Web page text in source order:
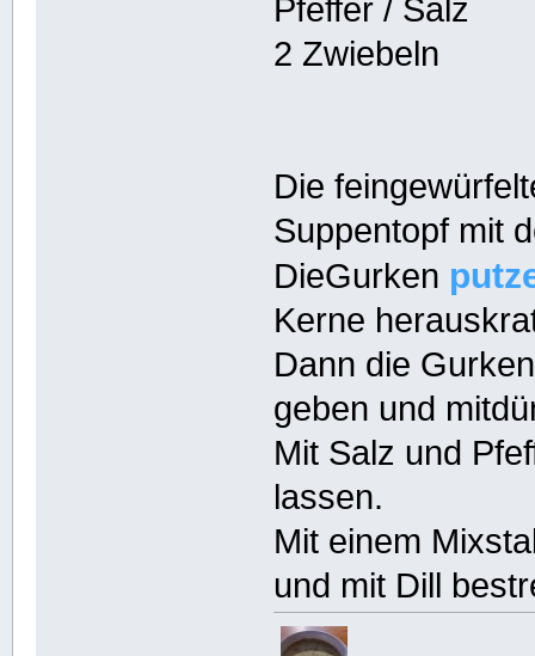
Pfeffer / Salz
2 Zwiebeln
Die
Suppentopf mit
DieGurken
Kerne
Dann die
geben und
Mit Salz und
lassen.
Mit einem
und mit Dill